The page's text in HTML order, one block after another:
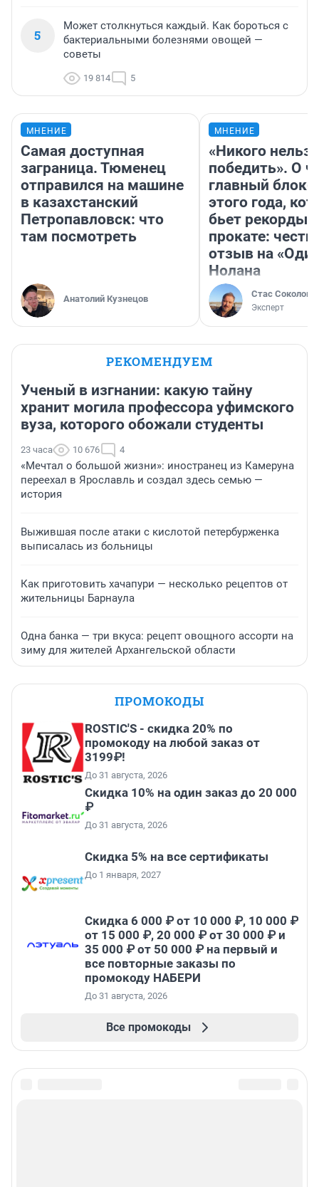
5
Может столкнуться каждый. Как бороться с
бактериальными болезнями овощей —
советы
19 814 5
МНЕНИЕ
Самая доступная
заграница. Тюменец
отправился на машине
в казахстанский
Петропавловск: что
там посмотреть
Анатолий Кузнецов
МНЕНИЕ
«Никого нельзя
победить». О
главный
этого года,
бьет рекорды в
прокате:
отзыв на
Нолана
Стас Соколов
Эксперт
РЕКОМЕНДУЕМ
Ученый в изгнании: какую тайну
хранит могила профессора уфимского
вуза, которого обожали студенты
23 часа 10 676 4
«Мечтал о большой жизни»: иностранец из Камеруна
переехал в Ярославль и создал здесь семью —
история
Выжившая после атаки с кислотой петербурженка
выписалась из больницы
Как приготовить хачапури — несколько рецептов от
жительницы Барнаула
Одна банка — три вкуса: рецепт овощного ассорти на
зиму для жителей Архангельской области
ПРОМОКОДЫ
ROSTIC'S - скидка 20% по
промокоду на любой заказ от
3199₽!
До 31 августа, 2026
Скидка 10% на один заказ до 20 000
₽
До 31 августа, 2026
Скидка 5% на все сертификаты
До 1 января, 2027
Скидка 6 000 ₽ от 10 000 ₽, 10 000 ₽
от 15 000 ₽, 20 000 ₽ от 30 000 ₽ и
35 000 ₽ от 50 000 ₽ на первый и
все повторные заказы по
промокоду НАБЕРИ
До 31 августа, 2026
Все промокоды